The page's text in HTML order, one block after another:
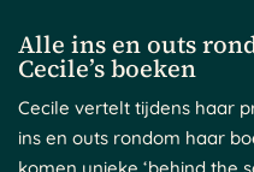
Alle ins en outs
Cecile’s boeken
Cecile vertelt tijdens haar
ins en outs rondom haar